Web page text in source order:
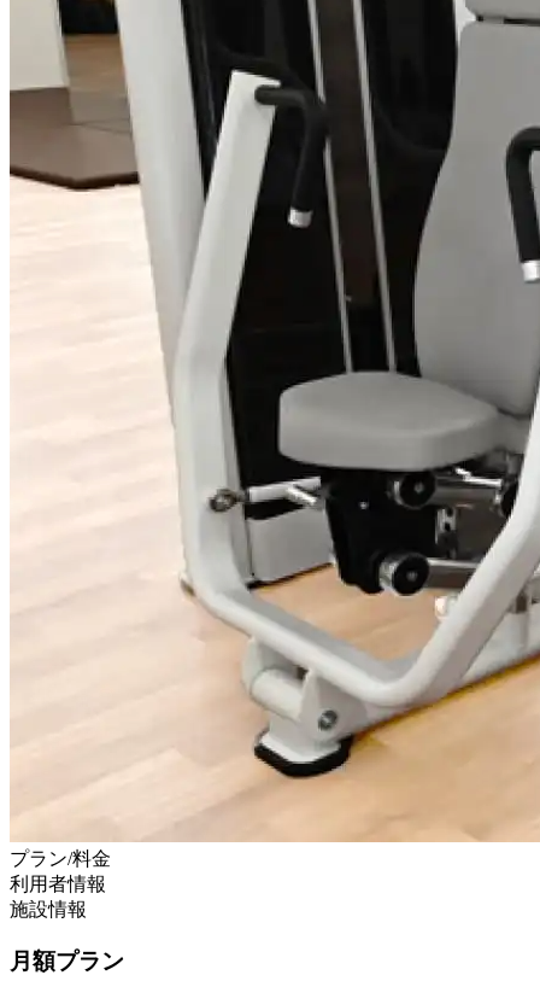
プラン/料金
利用者情報
施設情報
月額プラン